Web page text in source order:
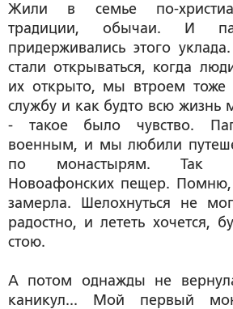
Жили в семье по-
традиции, обычаи. И
придерживались этого
стали открываться, когда
их открыто, мы втроем тоже
службу и как будто всю жизнь
- такое было чувство.
военным, и мы любили
по монастырям. Так
Новоафонских пещер.
замерла. Шелохнуться не
радостно, и лететь хочется,
стою.
А потом однажды не
каникул... Мой первый